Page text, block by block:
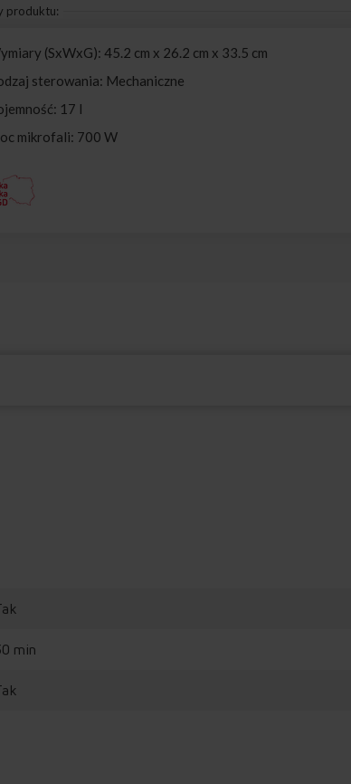
produktu:
(SxWxG): 45.2 cm x 26.2 cm x 33.5 cm
sterowania: Mechaniczne
17 l
mikrofali: 700 W
min